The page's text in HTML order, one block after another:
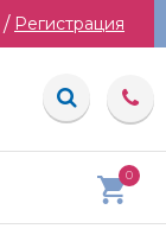
/ Регистрация
0